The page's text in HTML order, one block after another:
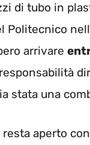
di tubo in
Politecnico
arrivare
stata una
aperto